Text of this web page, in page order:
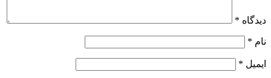
دیدگاه *
نام *
ایمیل *